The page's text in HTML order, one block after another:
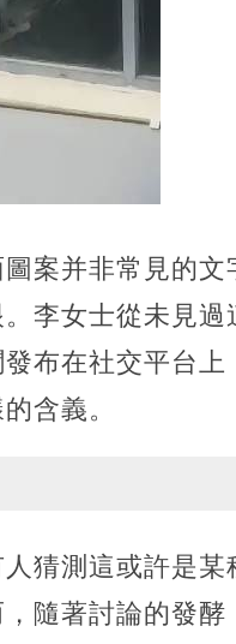
案并非常見的文
李女士從未見過
布在社交平台上
含義。
猜測這或許是某
隨著討論的發酵